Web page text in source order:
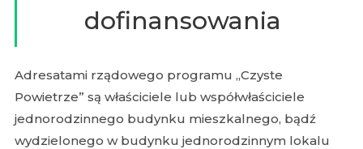
dofinansowania
Adresatami rządowego programu „Czyste
Powietrze” są właściciele lub współwłaściciele
jednorodzinnego budynku mieszkalnego, bądź
wydzielonego w budynku jednorodzinnym lokalu